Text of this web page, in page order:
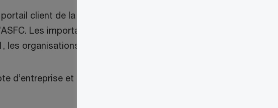
client de la GCRA (PCG), un outil libre-service
Les importateurs, les courtiers en douane et
les organisations sont tenues :
d’entreprise et de choisir un gestionnaire de